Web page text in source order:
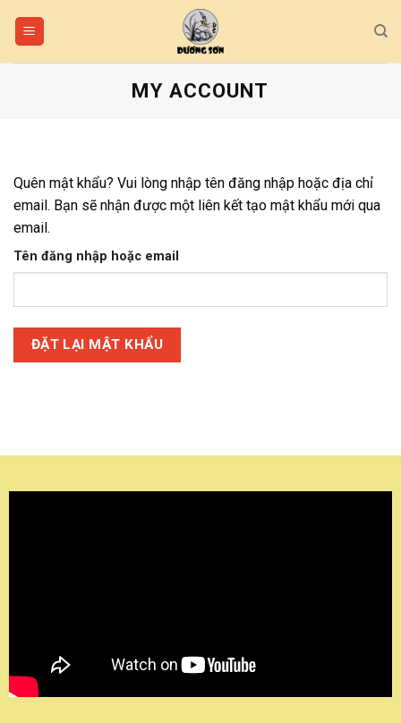
MY ACCOUNT
Quên mật khẩu? Vui lòng nhập tên đăng nhập hoặc địa chỉ
email. Bạn sẽ nhận được một liên kết tạo mật khẩu mới qua
email.
Tên đăng nhập hoặc email
ĐẶT LẠI MẬT KHẨU